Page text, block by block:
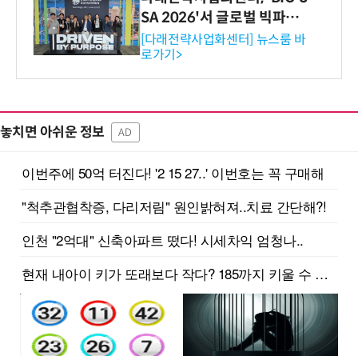
SA 2026'서 글로벌 빅파마
와의 비즈니스 미팅 지원…K
-바이오 해외 진출 교두보 확
보
[다래전략사업화센터] 뉴스룸 바
로가기>
놓치면 아쉬운 정보 AD